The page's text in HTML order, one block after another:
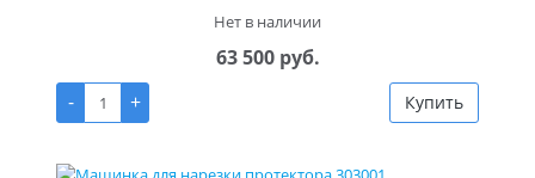
Нет в наличии
63 500 руб.
-
+ Купить